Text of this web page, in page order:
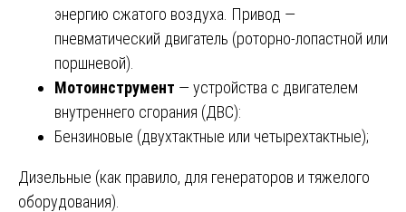
энергию сжатого воздуха. Привод —
пневматический двигатель (роторно-лопастной или
поршневой).
Мотоинструмент — устройства с двигателем
внутреннего сгорания (ДВС):
Бензиновые (двухтактные или четырехтактные);
Дизельные (как правило, для генераторов и тяжелого
оборудования).